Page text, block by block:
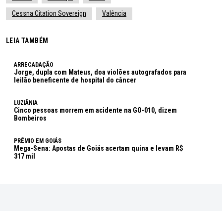
Cessna Citation Sovereign Valência
LEIA TAMBÉM
ARRECADAÇÃO
Jorge, dupla com Mateus, doa violões autografados para
leilão beneficente de hospital do câncer
LUZIÂNIA
Cinco pessoas morrem em acidente na GO-010, dizem
Bombeiros
PRÊMIO EM GOIÁS
Mega-Sena: Apostas de Goiás acertam quina e levam R$
317 mil